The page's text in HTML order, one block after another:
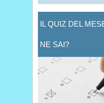
IL QUIZ DEL
NE SAI?